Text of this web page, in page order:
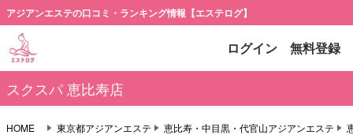
アジアンエステの口コミ・ランキング情報【エステログ】
ログイン 無料登録
スクスパ 恵比寿店
HOME 東京都アジアンエステ 恵比寿・中目黒・代官山アジアンエステ